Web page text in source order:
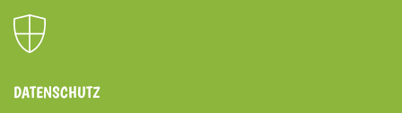
DATENSCHUTZ